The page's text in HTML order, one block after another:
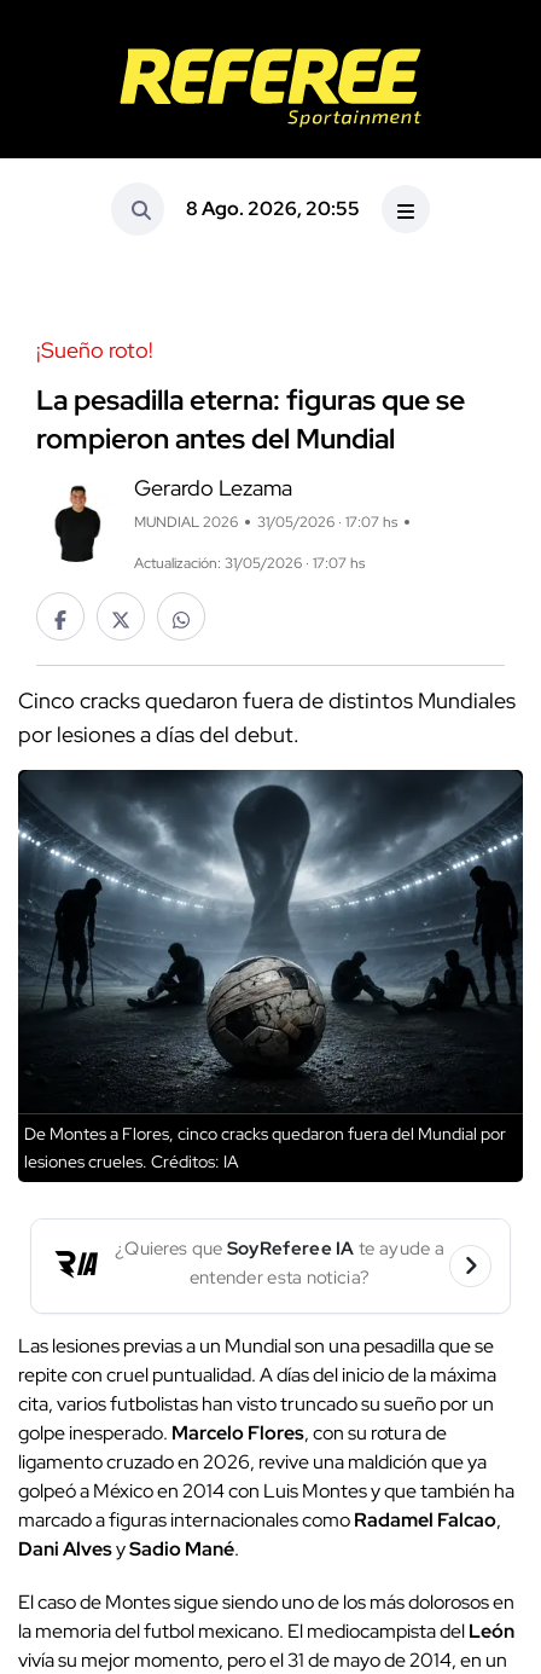
8 Ago. 2026, 20:55
¡Sueño roto!
La pesadilla eterna: figuras que se
rompieron antes del Mundial
Gerardo Lezama
MUNDIAL 2026 31/05/2026 · 17:07 hs
Actualización: 31/05/2026 · 17:07 hs
Cinco cracks quedaron fuera de distintos Mundiales
por lesiones a días del debut.
De Montes a Flores, cinco cracks quedaron fuera del Mundial por
lesiones crueles. Créditos: IA
¿Quieres que SoyReferee IA te ayude a
entender esta noticia?
Las lesiones previas a un Mundial son una pesadilla que se
repite con cruel puntualidad. A días del inicio de la máxima
cita, varios futbolistas han visto truncado su sueño por un
golpe inesperado. Marcelo Flores, con su rotura de
ligamento cruzado en 2026, revive una maldición que ya
golpeó a México en 2014 con Luis Montes y que también ha
marcado a figuras internacionales comoRadamel Falcao,
Dani AlvesySadio Mané.
El caso de Montes sigue siendo uno de los más dolorosos en
la memoria del futbol mexicano. El mediocampista delLeón
vivía su mejor momento, pero el 31 de mayo de 2014, en un